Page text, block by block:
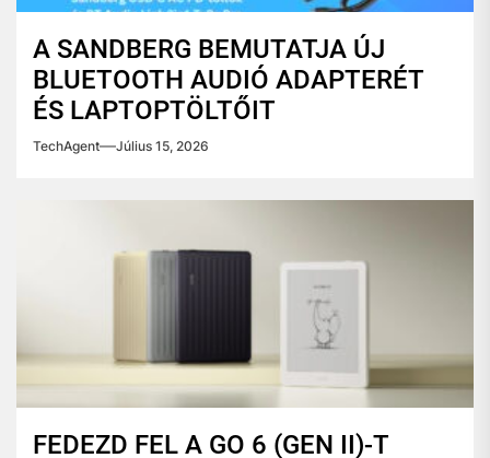
A SANDBERG BEMUTATJA ÚJ
BLUETOOTH AUDIÓ ADAPTERÉT
ÉS LAPTOPTÖLTŐIT
TechAgent Július 15, 2026
FEDEZD FEL A GO 6 (GEN II)-T